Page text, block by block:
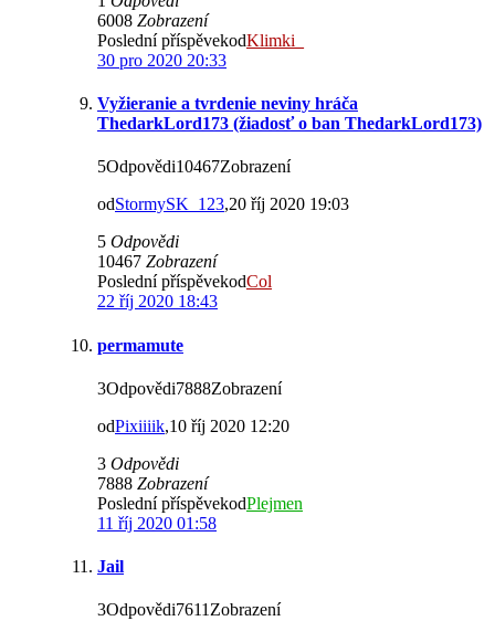
6008 Zobrazení
Poslední příspěvekodKlimki_
30 pro 2020 20:33
Vyžieranie a tvrdenie neviny hráča
ThedarkLord173 (žiadosť o ban ThedarkLord173)
5Odpovědi10467Zobrazení
odStormySK_123,20 říj 2020 19:03
5 Odpovědi
10467 Zobrazení
Poslední příspěvekodCol
22 říj 2020 18:43
permamute
3Odpovědi7888Zobrazení
odPixiiiik,10 říj 2020 12:20
3 Odpovědi
7888 Zobrazení
Poslední příspěvekodPlejmen
11 říj 2020 01:58
Jail
3Odpovědi7611Zobrazení